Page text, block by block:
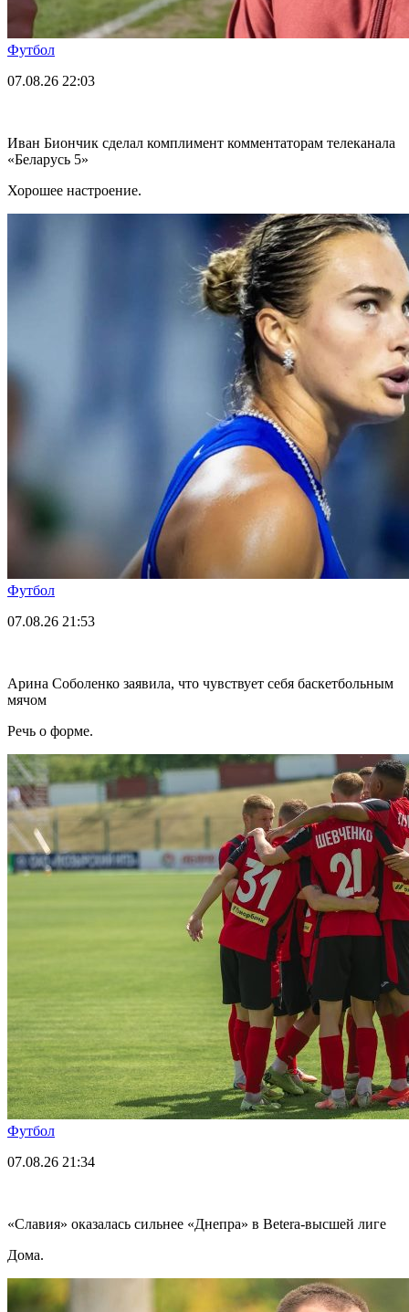
Футбол
07.08.26 22:03
Иван Биончик сделал комплимент комментаторам телеканала
«Беларусь 5»
Хорошее настроение.
Футбол
07.08.26 21:53
Арина Соболенко заявила, что чувствует себя баскетбольным
мячом
Речь о форме.
Футбол
07.08.26 21:34
«Славия» оказалась сильнее «Днепра» в Betera-высшей лиге
Дома.